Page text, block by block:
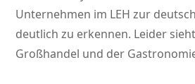
Unternehmen im LEH zur
deutlich zu erkennen. Leider
Großhandel und der